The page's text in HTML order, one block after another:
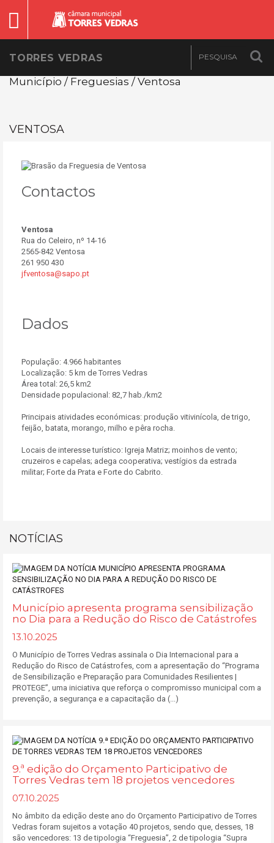
TORRES VEDRAS
Município / Freguesias / Ventosa
VENTOSA
Contactos
Ventosa
Rua do Celeiro, nº 14-16
2565-842 Ventosa
261 950 430
jfventosa@sapo.pt
Dados
População: 4.966 habitantes
Localização: 5 km de Torres Vedras
Área total: 26,5 km2
Densidade populacional: 82,7 hab./km2
Principais atividades económicas: produção vitivinícola, de trigo,
feijão, batata, morango, milho e pêra rocha.
Locais de interesse turístico: Igreja Matriz; moinhos de vento;
cruzeiros e capelas; adega cooperativa; vestígios da estrada
militar; Forte da Prata e Forte do Cabrito.
NOTÍCIAS
Município apresenta programa sensibilização
no Dia para a Redução do Risco de Catástrofes
13.10.2025
O Município de Torres Vedras assinala o Dia Internacional para a
Redução do Risco de Catástrofes, com a apresentação do “Programa
de Sensibilização e Preparação para Comunidades Resilientes |
PROTEGE”, uma iniciativa que reforça o compromisso municipal com a
prevenção, a segurança e a capacitação da (...)
9.ª edição do Orçamento Participativo de
Torres Vedras tem 18 projetos vencedores
07.10.2025
No âmbito da edição deste ano do Orçamento Participativo de Torres
Vedras foram sujeitos a votação 40 projetos, sendo que, desses, 18
são vencedores: 13 de tipologia “Freguesia”, 2 de tipologia “Supra